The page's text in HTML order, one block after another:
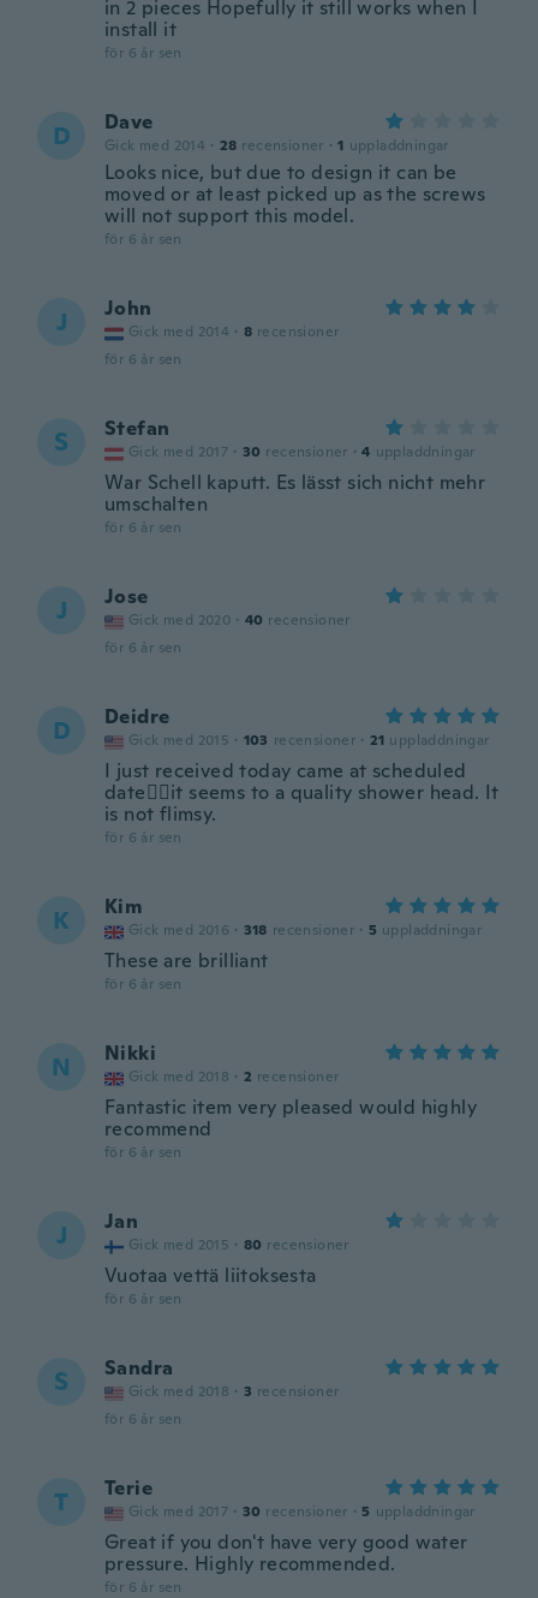
in 2 pieces Hopefully it still works when I
install it
för 6 år sen
D Dave
Gick med 2014 · 28 recensioner · 1 uppladdningar
Looks nice, but due to design it can be
moved or at least picked up as the screws
will not support this model.
för 6 år sen
J John
Gick med 2014 · 8 recensioner
för 6 år sen
S Stefan
Gick med 2017 · 30 recensioner · 4 uppladdningar
War Schell kaputt. Es lässt sich nicht mehr
umschalten
för 6 år sen
J Jose
Gick med 2020 · 40 recensioner
för 6 år sen
D Deidre
Gick med 2015 · 103 recensioner · 21 uppladdningar
I just received today came at scheduled
date👍🏽it seems to a quality shower head. It
is not flimsy.
för 6 år sen
K Kim
Gick med 2016 · 318 recensioner · 5 uppladdningar
These are brilliant
för 6 år sen
N Nikki
Gick med 2018 · 2 recensioner
Fantastic item very pleased would highly
recommend
för 6 år sen
J Jan
Gick med 2015 · 80 recensioner
Vuotaa vettä liitoksesta
för 6 år sen
S Sandra
Gick med 2018 · 3 recensioner
för 6 år sen
T Terie
Gick med 2017 · 30 recensioner · 5 uppladdningar
Great if you don't have very good water
pressure. Highly recommended.
för 6 år sen